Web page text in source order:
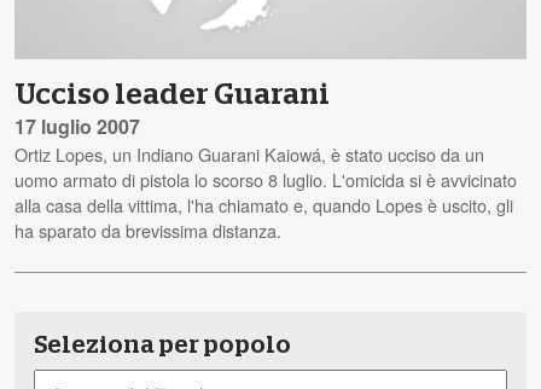
Ucciso leader Guarani
17 luglio 2007
Ortiz Lopes, un Indiano Guarani Kaiowá, è stato ucciso da un
uomo armato di pistola lo scorso 8 luglio. L'omicida si è avvicinato
alla casa della vittima, l'ha chiamato e, quando Lopes è uscito, gli
ha sparato da brevissima distanza.
Seleziona per popolo